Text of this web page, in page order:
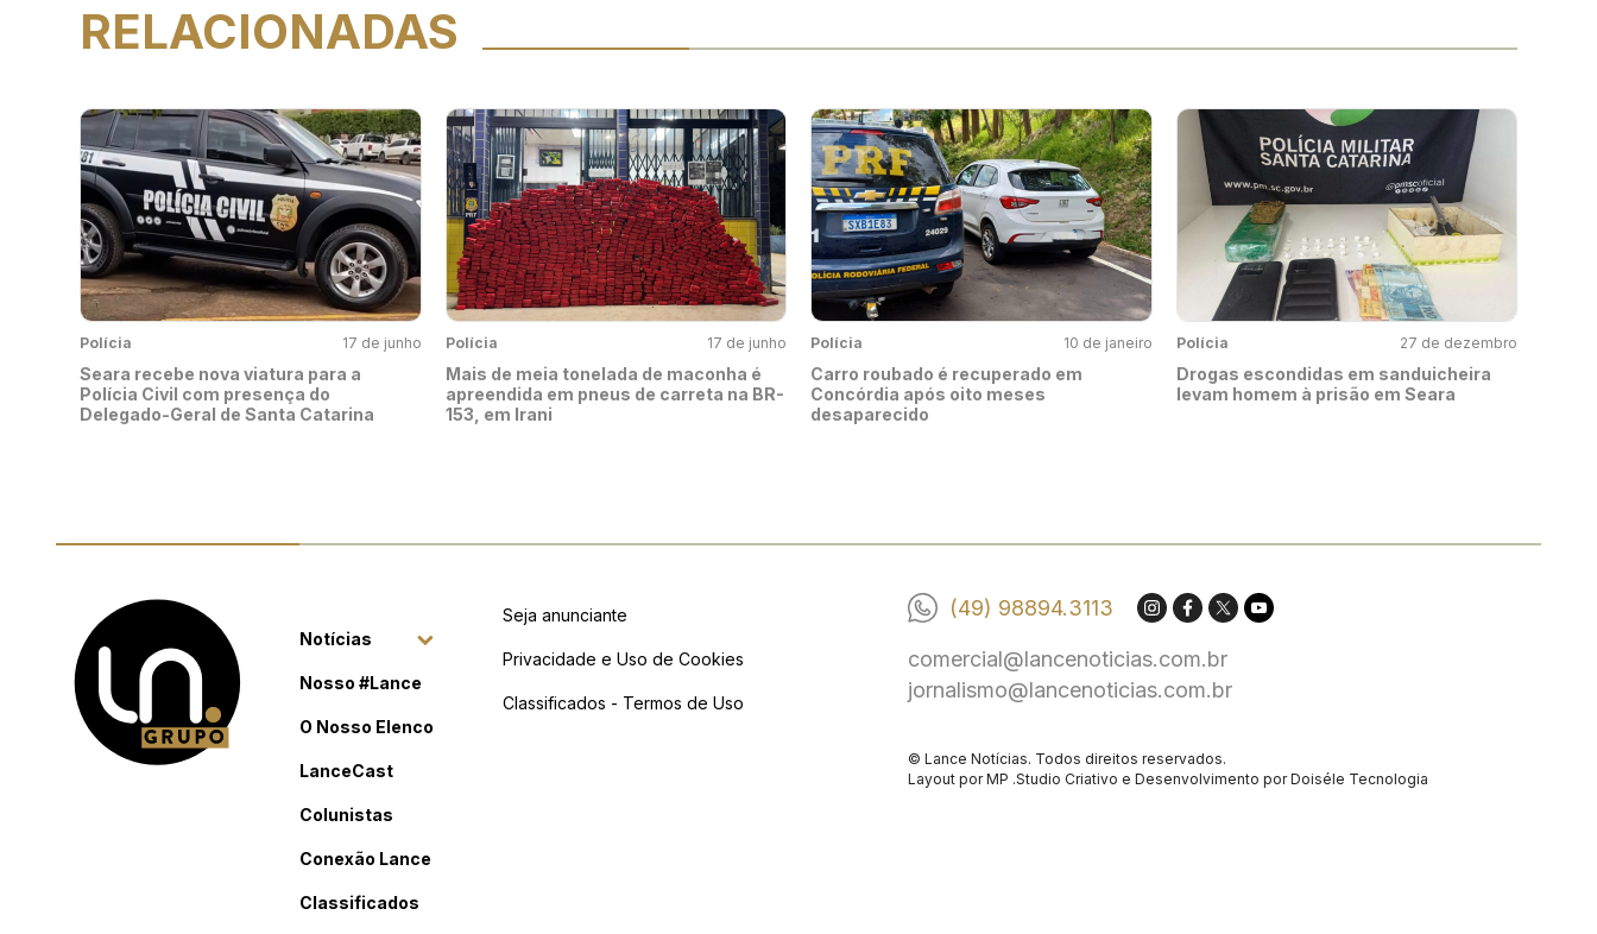
RELACIONADAS
Polícia 17 de junho
Seara recebe nova viatura para a
Polícia Civil com presença do
Delegado-Geral de Santa Catarina
Polícia 17 de junho
Mais de meia tonelada de maconha é
apreendida em pneus de carreta na BR-
153, em Irani
Polícia 10 de janeiro
Carro roubado é recuperado em
Concórdia após oito meses
desaparecido
Polícia 27 de dezembro
Drogas escondidas em sanduicheira
levam homem à prisão em Seara
Notícias
Nosso #Lance
O Nosso Elenco
LanceCast
Colunistas
Conexão Lance
Classificados
Seja anunciante
Privacidade e Uso de Cookies
Classificados - Termos de Uso
(49) 98894.3113
comercial@lancenoticias.com.br
jornalismo@lancenoticias.com.br
© Lance Notícias. Todos direitos reservados.
Layout porMP .Studio Criativo e Desenvolvimento porDoiséle Tecnologia